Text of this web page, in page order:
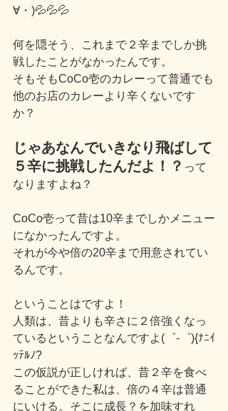
∀・)💦💦💦
何を隠そう、これまで２辛までしか挑
戦したことがなかったんです。
そもそもCoCo壱のカレーって普通でも
他のお店のカレーより辛くないです
か？
じゃあなんでいきなり飛ばして
５辛に挑戦したんだよ！？ って
なりますよね？
CoCo壱って昔は10辛までしかメニュー
になかったんですよ。
それが今や倍の20辛まで用意されてい
るんです。
ということはですよ！
人類は、昔よりも辛さに２倍強くなっ
ているということなんですよ(゜-゜){ﾅﾆｲ
ｯﾃﾙﾉ?
この仮説が正しければ、昔２辛を食べ
ることができた私は、倍の４辛は普通
にいける。そこに成長？を加味すれ